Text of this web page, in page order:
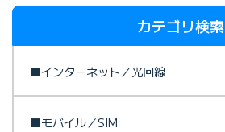
カテゴリ検索
■インターネット／光回線
■モバイル／SIM